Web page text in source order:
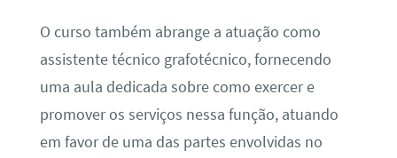
O curso também abrange a atuação como
assistente técnico grafotécnico, fornecendo
uma aula dedicada sobre como exercer e
promover os serviços nessa função, atuando
em favor de uma das partes envolvidas no